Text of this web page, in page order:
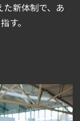
新体制で、あ
す。